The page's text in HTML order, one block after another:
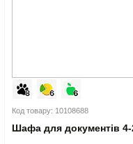
Код товару: 10108688
Шафа для документів 4-